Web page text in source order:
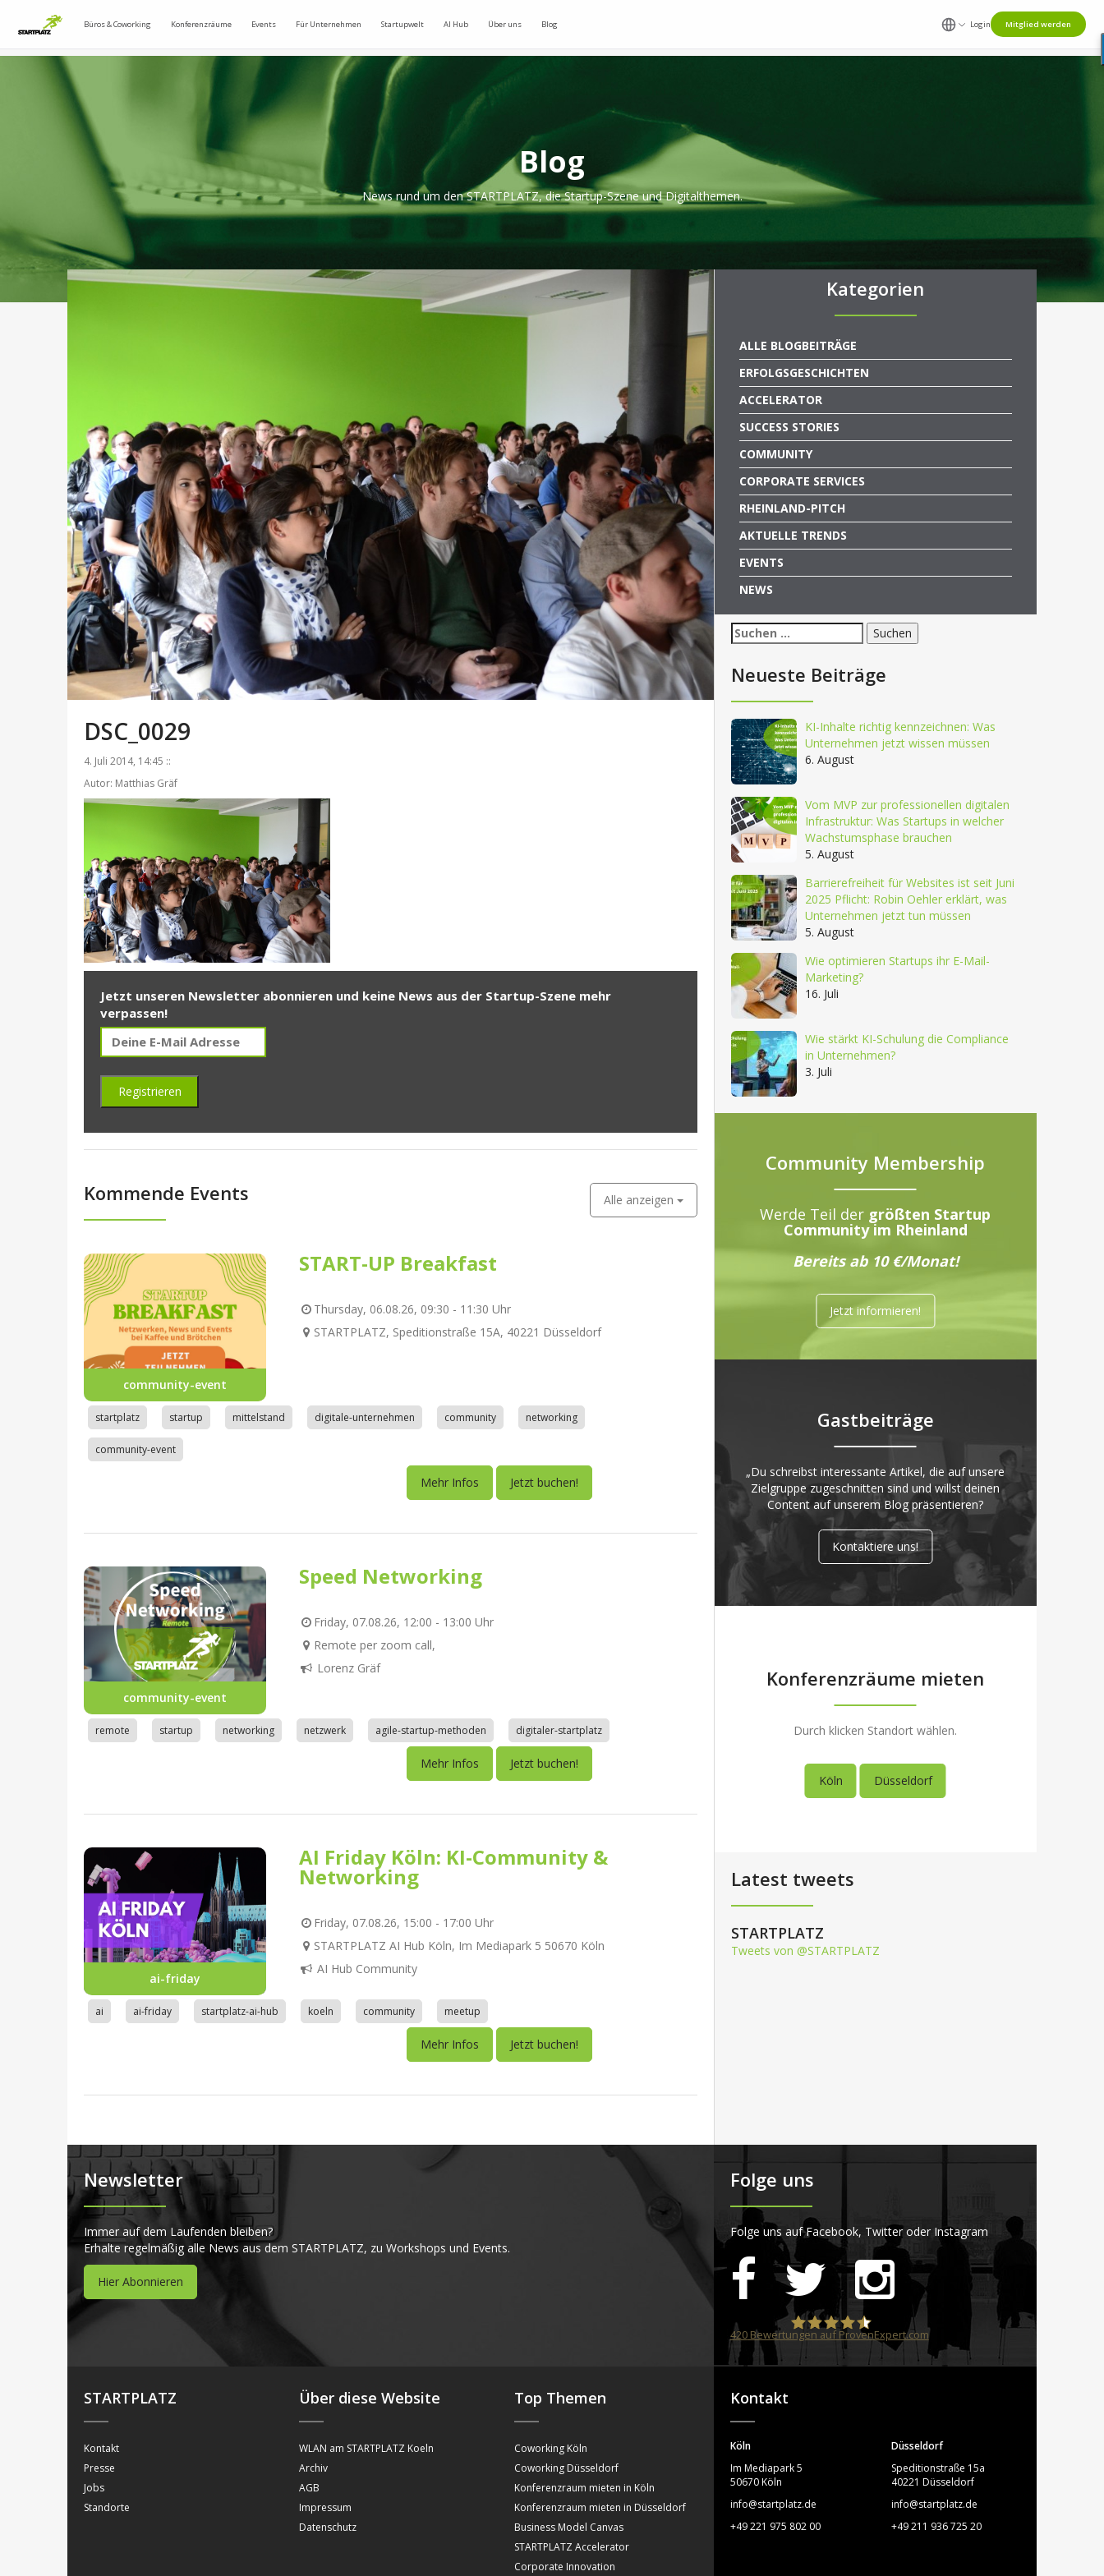
Büros & Coworking Konferenzräume Events Für Unternehmen Startupwelt AI Hub Über uns Blog Login Mitglied werden
Blog
News rund um den STARTPLATZ, die Startup-Szene und Digitalthemen.
DSC_0029
4. Juli 2014, 14:45 ::
Autor: Matthias Gräf
Jetzt unseren Newsletter abonnieren und keine News aus der Startup-Szene mehr
verpassen!
Kommende Events Alle anzeigen
community-event
START-UP Breakfast
Thursday, 06.08.26, 09:30 - 11:30 Uhr
STARTPLATZ, Speditionstraße 15A, 40221 Düsseldorf
startplatz startup mittelstand digitale-unternehmen community networking
community-event
Mehr Infos Jetzt buchen!
community-event
Speed Networking
Friday, 07.08.26, 12:00 - 13:00 Uhr
Remote per zoom call,
Lorenz Gräf
remote startup networking netzwerk agile-startup-methoden digitaler-startplatz
Mehr Infos Jetzt buchen!
ai-friday
AI Friday Köln: KI-Community &
Networking
Friday, 07.08.26, 15:00 - 17:00 Uhr
STARTPLATZ AI Hub Köln, Im Mediapark 5 50670 Köln
AI Hub Community
ai ai-friday startplatz-ai-hub koeln community meetup
Mehr Infos Jetzt buchen!
Kategorien
ALLE BLOGBEITRÄGE
ERFOLGSGESCHICHTEN
ACCELERATOR
SUCCESS STORIES
COMMUNITY
CORPORATE SERVICES
RHEINLAND-PITCH
AKTUELLE TRENDS
EVENTS
NEWS
Suchen
nach:
Neueste Beiträge
KI-Inhalte richtig kennzeichnen: Was
Unternehmen jetzt wissen müssen
6. August
Vom MVP zur professionellen digitalen
Infrastruktur: Was Startups in welcher
Wachstumsphase brauchen
5. August
Barrierefreiheit für Websites ist seit Juni
2025 Pflicht: Robin Oehler erklärt, was
Unternehmen jetzt tun müssen
5. August
Wie optimieren Startups ihr E-Mail-
Marketing?
16. Juli
Wie stärkt KI-Schulung die Compliance
in Unternehmen?
3. Juli
Community Membership
Werde Teil der größten Startup
Community im Rheinland
Bereits ab 10 €/Monat!
Jetzt informieren!
Gastbeiträge
„Du schreibst interessante Artikel, die auf unsere
Zielgruppe zugeschnitten sind und willst deinen
Content auf unserem Blog präsentieren?
Kontaktiere uns!
Konferenzräume mieten
Durch klicken Standort wählen.
Köln Düsseldorf
Latest tweets
STARTPLATZ
Tweets von @STARTPLATZ
Newsletter
Immer auf dem Laufenden bleiben?
Erhalte regelmäßig alle News aus dem STARTPLATZ, zu Workshops und Events.
Hier Abonnieren
Folge uns
Folge uns auf Facebook, Twitter oder Instagram
STARTPLATZ
420Bewertungen auf ProvenExpert.com
STARTPLATZ
Kontakt
Presse
Jobs
Standorte
Über diese Website
WLAN am STARTPLATZ Koeln
Archiv
AGB
Impressum
Datenschutz
Top Themen
Coworking Köln
Coworking Düsseldorf
Konferenzraum mieten in Köln
Konferenzraum mieten in Düsseldorf
Business Model Canvas
STARTPLATZ Accelerator
Corporate Innovation
Kontakt
Köln
Im Mediapark 5
50670 Köln
info@startplatz.de
+49 221 975 802 00
Düsseldorf
Speditionstraße 15a
40221 Düsseldorf
info@startplatz.de
+49 211 936 725 20